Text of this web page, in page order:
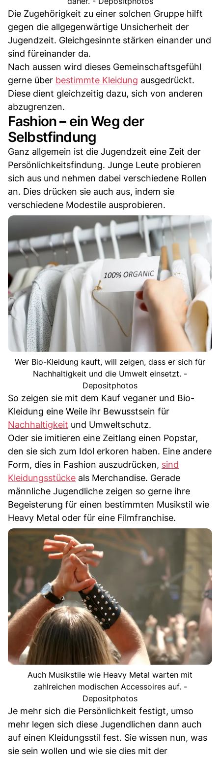
Die Zugehörigkeit zu einer solchen Gruppe hilft
gegen die allgegenwärtige Unsicherheit der
Jugendzeit. Gleichgesinnte stärken einander und
sind füreinander da.
Nach aussen wird dieses Gemeinschaftsgefühl
gerne über bestimmte Kleidung ausgedrückt.
Diese dient gleichzeitig dazu, sich von anderen
abzugrenzen.
Fashion – ein Weg der
Selbstfindung
Ganz allgemein ist die Jugendzeit eine Zeit der
Persönlichkeitsfindung. Junge Leute probieren
sich aus und nehmen dabei verschiedene Rollen
an. Dies drücken sie auch aus, indem sie
verschiedene Modestile ausprobieren.
Wer Bio-Kleidung kauft, will zeigen, dass er sich für
Nachhaltigkeit und die Umwelt einsetzt. -
Depositphotos
So zeigen sie mit dem Kauf veganer und Bio-
Kleidung eine Weile ihr Bewusstsein für
Nachhaltigkeit und Umweltschutz.
Oder sie imitieren eine Zeitlang einen Popstar,
den sie sich zum Idol erkoren haben. Eine andere
Form, dies in Fashion auszudrücken, sind
Kleidungsstücke als Merchandise. Gerade
männliche Jugendliche zeigen so gerne ihre
Begeisterung für einen bestimmten Musikstil wie
Heavy Metal oder für eine Filmfranchise.
Auch Musikstile wie Heavy Metal warten mit
zahlreichen modischen Accessoires auf. -
Depositphotos
Je mehr sich die Persönlichkeit festigt, umso
mehr legen sich diese Jugendlichen dann auch
auf einen Kleidungsstil fest. Sie wissen nun, was
sie sein wollen und wie sie dies mit der